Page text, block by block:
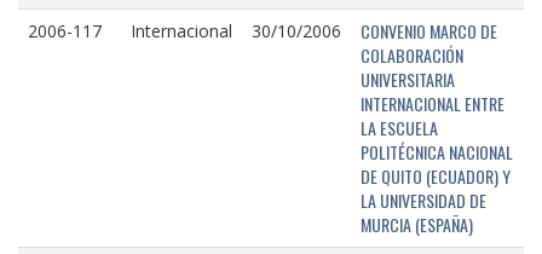
2006-117 Internacional 30/10/2006
CONVENIO MARCO DE
COLABORACIÓN
UNIVERSITARIA
INTERNACIONAL ENTRE
LA ESCUELA
POLITÉCNICA NACIONAL
DE QUITO (ECUADOR) Y
LA UNIVERSIDAD DE
MURCIA (ESPAÑA)